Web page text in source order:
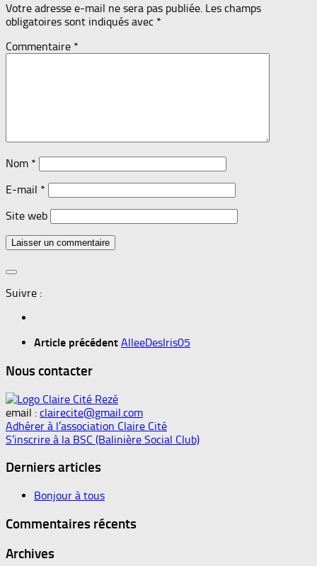
Votre adresse e-mail ne sera pas publiée. Les champs
obligatoires sont indiqués avec *
Commentaire *
Nom *
E-mail *
Site web
Suivre :
Article précédent AlleeDesIris05
Nous contacter
email : clairecite@gmail.com
Adhérer à l’association Claire Cité
S’inscrire à la BSC (Balinière Social Club)
Derniers articles
Bonjour à tous
Commentaires récents
Archives